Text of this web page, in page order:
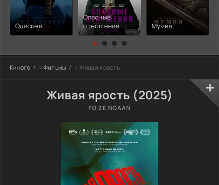
Одиссея
Опасные
отношения
Мумия
Киного » Фильмы » Живая ярость
Живая ярость (2025)
FO ZE NGAAN